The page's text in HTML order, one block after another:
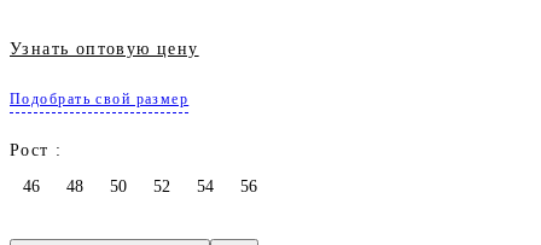
Узнать оптовую цену
Подобрать свой размер
Рост :
46
48 50 52 54 56